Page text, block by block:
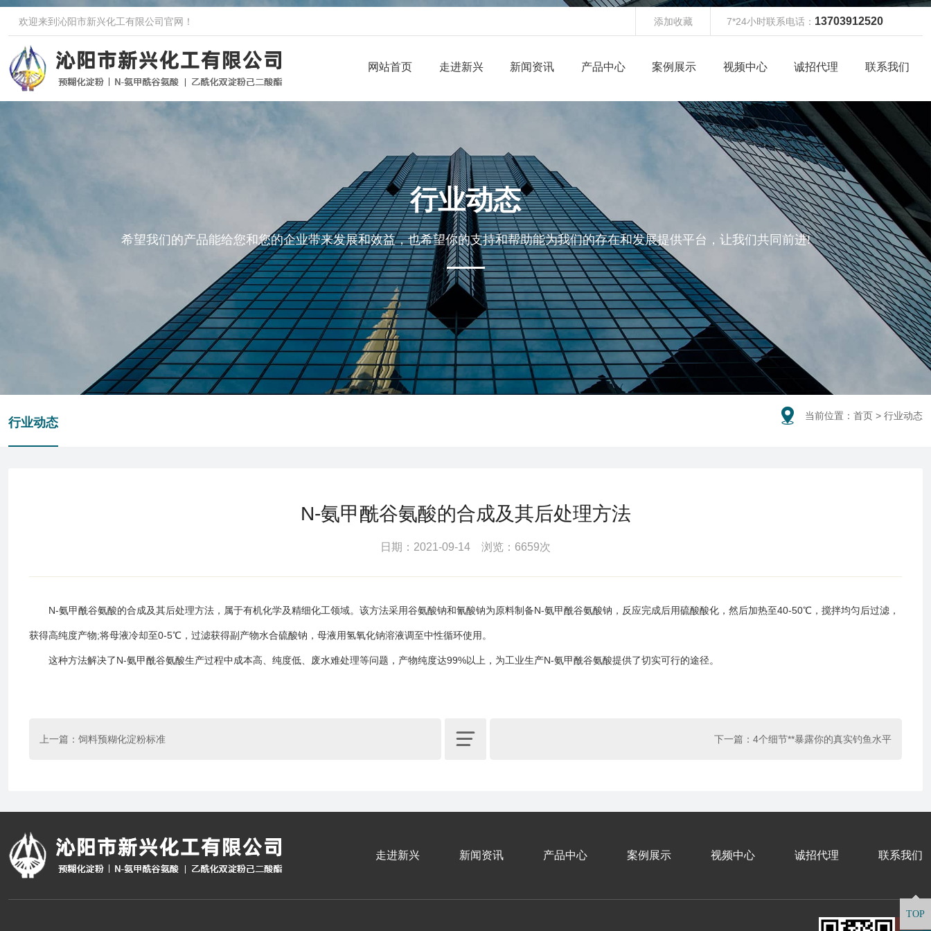
欢迎来到沁阳市新兴化工有限公司官网！ 添加收藏 7*24小时联系电话： 13703912520
网站首页 走进新兴 新闻资讯 产品中心 案例展示 视频中心 诚招代理 联系我们
行业动态
希望我们的产品能给您和您的企业带来发展和效益，也希望你的支持和帮助能为我们的存在和发展提供平台，让我们共同前进!
行业动态  当前位置： 首页 > 行业动态
N-氨甲酰谷氨酸的合成及其后处理方法
日期：2021-09-14 浏览：6659次
N-氨甲酰谷氨酸的合成及其后处理方法，属于有机化学及精细化工领域。该方法采用谷氨酸钠和氰酸钠为原料制备N-氨甲酰谷氨酸钠，反应完成后用硫酸酸化，然后加热至40-50℃，搅拌均匀后过滤，
获得高纯度产物;将母液冷却至0-5℃，过滤获得副产物水合硫酸钠，母液用氢氧化钠溶液调至中性循环使用。
这种方法解决了N-氨甲酰谷氨酸生产过程中成本高、纯度低、废水难处理等问题，产物纯度达99%以上，为工业生产N-氨甲酰谷氨酸提供了切实可行的途径。
上一篇： 饲料预糊化淀粉标准  下一篇： 4个细节**暴露你的真实钓鱼水平
走进新兴 新闻资讯 产品中心 案例展示 视频中心 诚招代理 联系我们
TOP